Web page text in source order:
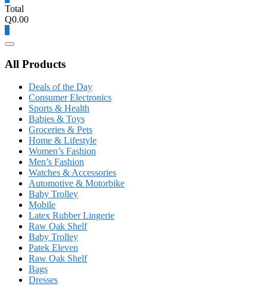
Total
Q0.00
Menú
catálogo
All Products
Deals of the Day
Consumer Electronics
Sports & Health
Babies & Toys
Groceries & Pets
Home & Lifestyle
Women’s Fashion
Men’s Fashion
Watches & Accessories
Automotive & Motorbike
Baby Trolley
Mobile
Latex Rubber Lingerie
Raw Oak Shelf
Baby Trolley
Patek Eleven
Raw Oak Shelf
Bags
Dresses